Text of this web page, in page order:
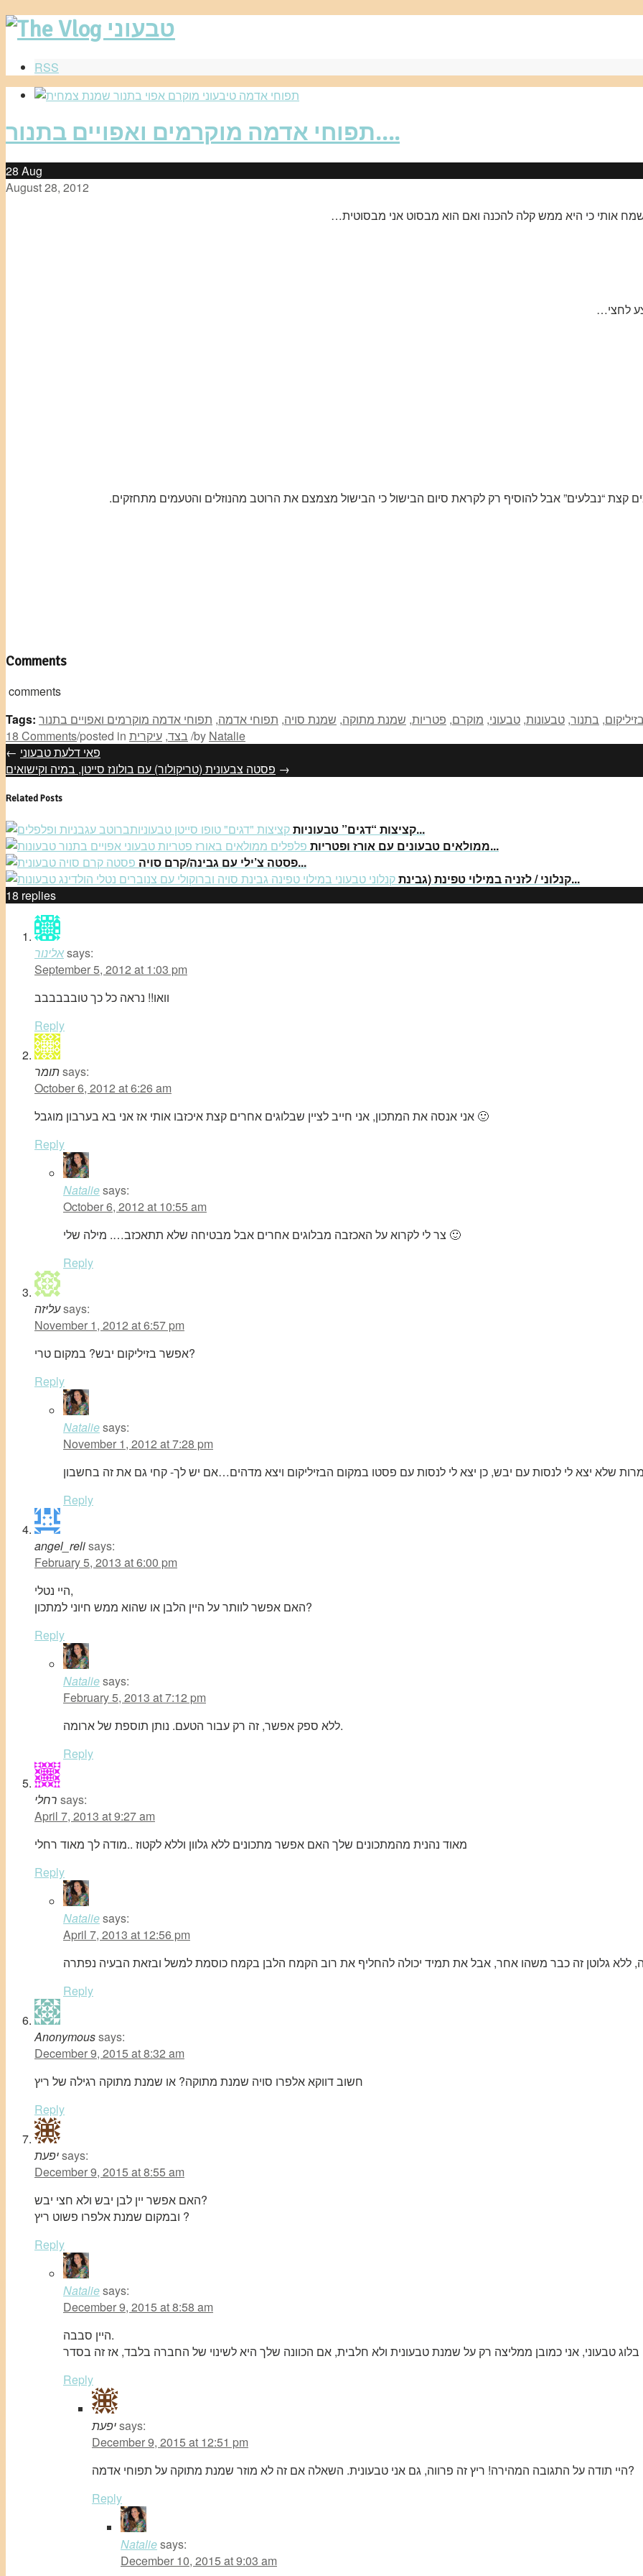
RSS
תפוחי אדמה מוקרמים ואפויים בתנור….
28 Aug
August 28, 2012
אותי כי היא ממש קלה להכנה ואם הוא מבסוט אני מבסוטית…
לחצי…
“נבלעים” אבל להוסיף רק לקראת סיום הבישול כי הבישול מצמצם את הרוטב מהנוזלים והטעמים מתחזקים.
Comments
comments
Tags:
, בתנור, טבעונות, טבעוני, מוקרם, פטריות, שמנת מתוקה, שמנת סויה, תפוחי אדמה, תפוחי אדמה מוקרמים ואפויים בתנור
18 Comments/posted in בצד, עיקרית /by Natalie
← פאי דלעת טבעוני
פסטה צבעונית (טריקולור) עם בולונז סייטן, במיה וקישואים →
Related Posts
קציצות “דגים” טבעוניות...
ממולאים טבעונים עם אורז ופטריות...
פסטה צ’ילי עם גבינה/קרם סויה...
קנלוני / לזניה במילוי טפינת (גבינת...
18 replies
אלינורsays:
September 5, 2012 at 1:03 pm
וואו!! נראה כל כך טובבבבבב
Reply
תומרsays:
October 6, 2012 at 6:26 am
אני אנסה את המתכון, אני חייב לציין שבלוגים אחרים קצת איכזבו אותי אז אני בא בערבון מוגבל 🙂
Reply
Nataliesays:
October 6, 2012 at 10:55 am
צר לי לקרוא על האכזבה מבלוגים אחרים אבל מבטיחה שלא תתאכזב…. מילה שלי 🙂
Reply
עליזהsays:
November 1, 2012 at 6:57 pm
אפשר בזיליקום יבש? במקום טרי?
Reply
Nataliesays:
November 1, 2012 at 7:28 pm
Reply
angel_relisays:
February 5, 2013 at 6:00 pm
היי נטלי,
האם אפשר לוותר על היין הלבן או שהוא ממש חיוני למתכון?
Reply
Nataliesays:
February 5, 2013 at 7:12 pm
ללא ספק אפשר, זה רק עבור הטעם. נותן תוספת של ארומה.
Reply
רחלי says:
April 7, 2013 at 9:27 am
מאוד נהנית מהמתכונים שלך האם אפשר מתכונים ללא גלוון וללא לקטוז ..מודה לך מאוד רחלי
Reply
Nataliesays:
April 7, 2013 at 12:56 pm
Reply
Anonymoussays:
December 9, 2015 at 8:32 am
חשוב דווקא אלפרו סויה שמנת מתוקה? או שמנת מתוקה רגילה של ריץ
Reply
יפעתsays:
December 9, 2015 at 8:55 am
האם אפשר יין לבן יבש ולא חצי יבש?
ובמקום שמנת אלפרו פשוט ריץ ?
Reply
Nataliesays:
December 9, 2015 at 8:58 am
היין סבבה.
Reply
יפעתsays:
December 9, 2015 at 12:51 pm
היי תודה על התגובה המהירה! ריץ זה פרווה, גם אני טבעונית. השאלה אם זה לא מוזר שמנת מתוקה על תפוחי אדמה?
Reply
Nataliesays:
December 10, 2015 at 9:03 am